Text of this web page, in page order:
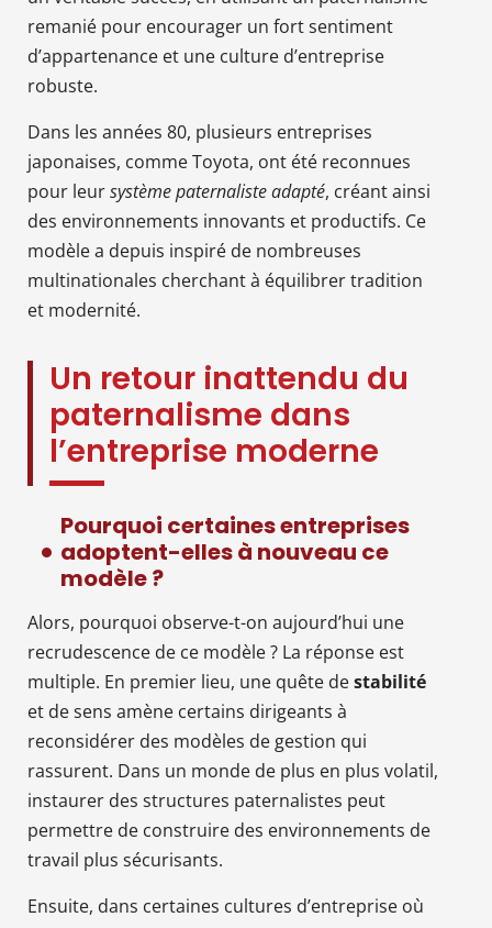
remanié pour encourager un fort sentiment
d’appartenance et une culture d’entreprise
robuste.
Dans les années 80, plusieurs entreprises
japonaises, comme Toyota, ont été reconnues
pour leursystème paternaliste adapté, créant ainsi
des environnements innovants et productifs. Ce
modèle a depuis inspiré de nombreuses
multinationales cherchant à équilibrer tradition
et modernité.
Un retour inattendu du
paternalisme dans
l’entreprise moderne
Pourquoi certaines entreprises
adoptent-elles à nouveau ce
modèle ?
Alors, pourquoi observe-t-on aujourd’hui une
recrudescence de ce modèle ? La réponse est
multiple. En premier lieu, une quête destabilité
et de sens amène certains dirigeants à
reconsidérer des modèles de gestion qui
rassurent. Dans un monde de plus en plus volatil,
instaurer des structures paternalistes peut
permettre de construire des environnements de
travail plus sécurisants.
Ensuite, dans certaines cultures d’entreprise où